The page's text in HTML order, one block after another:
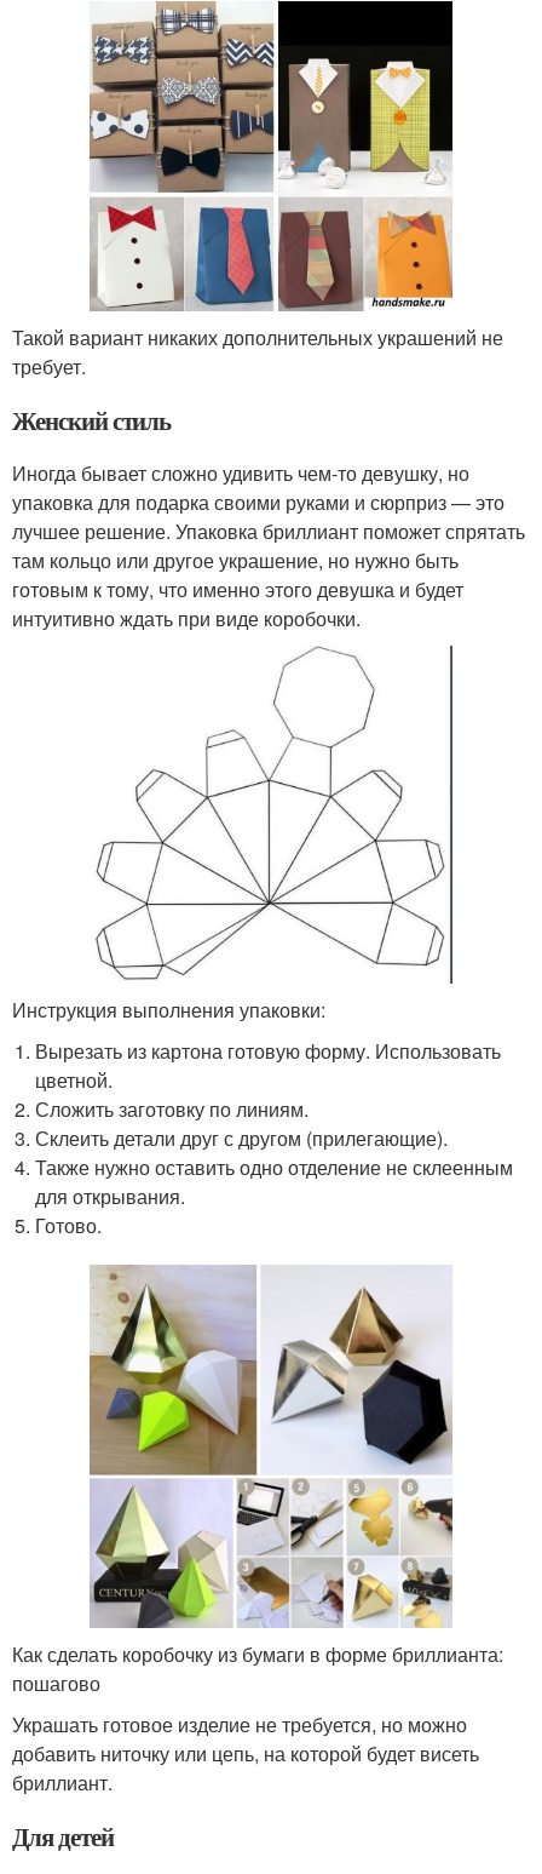
Такой вариант никаких дополнительных украшений не
требует.
Женский стиль
Иногда бывает сложно удивить чем-то девушку, но
упаковка для подарка своими руками и сюрприз — это
лучшее решение. Упаковка бриллиант поможет спрятать
там кольцо или другое украшение, но нужно быть
готовым к тому, что именно этого девушка и будет
интуитивно ждать при виде коробочки.
Инструкция выполнения упаковки:
Вырезать из картона готовую форму. Использовать
цветной.
Сложить заготовку по линиям.
Склеить детали друг с другом (прилегающие).
Также нужно оставить одно отделение не склеенным
для открывания.
Готово.
Как сделать коробочку из бумаги в форме бриллианта:
пошагово
Украшать готовое изделие не требуется, но можно
добавить ниточку или цепь, на которой будет висеть
бриллиант.
Для детей